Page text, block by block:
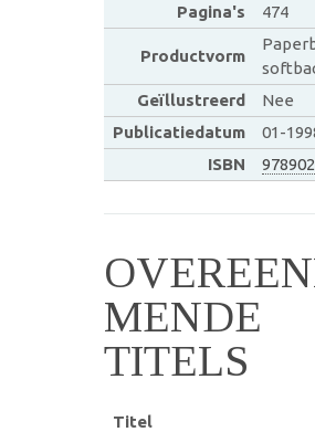
Pagina's
474
Productvorm
Geïllustreerd
Nee
Publicatiedatum
01-
ISBN
MENDE
TITELS
Titel